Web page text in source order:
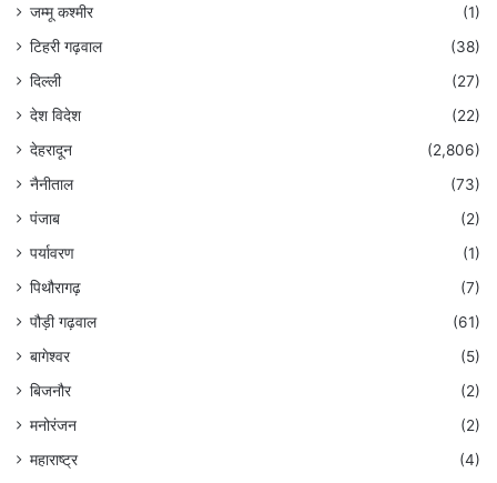
जम्मू कश्मीर
(1)
टिहरी गढ़वाल
(38)
दिल्ली
(27)
देश विदेश
(22)
देहरादून
(2,806)
नैनीताल
(73)
पंजाब
(2)
पर्यावरण
(1)
पिथौरागढ़
(7)
पौड़ी गढ़वाल
(61)
बागेश्वर
(5)
बिजनौर
(2)
मनोरंजन
(2)
महाराष्ट्र
(4)